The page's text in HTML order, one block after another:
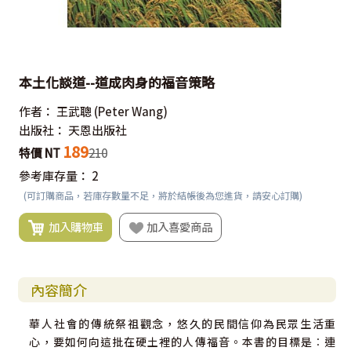
本土化談道--道成肉身的福音策略
作者： 王武聰 (Peter Wang)
出版社： 天恩出版社
特價 NT 189210
參考庫存量： 2
(可訂購商品，若庫存數量不足，將於結帳後為您進貨，請安心訂購)
加入購物車 加入喜愛商品
內容簡介
華人社會的傳統祭祖觀念，悠久的民間信仰為民眾生活重
心，要如何向這批在硬土裡的人傳福音。本書的目標是︰連